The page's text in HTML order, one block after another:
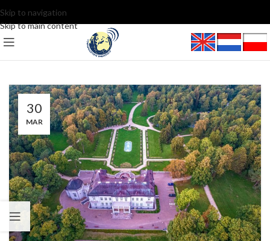
Skip to navigation
Skip to main content
30
MAR